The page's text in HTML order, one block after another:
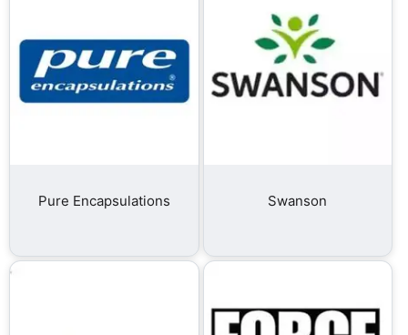
Pure Encapsulations Swanson